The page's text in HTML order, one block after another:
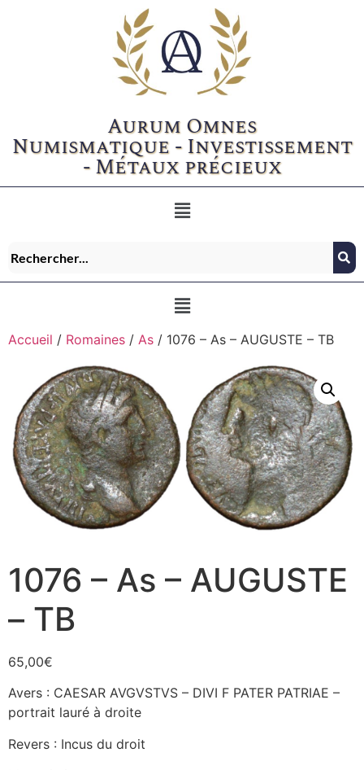
Aurum Omnes
Numismatique - Investissement
- Métaux précieux
Accueil / Romaines / As / 1076 – As – AUGUSTE – TB
1076 – As – AUGUSTE
– TB
65,00€
Avers : CAESAR AVGVSTVS – DIVI F PATER PATRIAE –
portrait lauré à droite
Revers : Incus du droit